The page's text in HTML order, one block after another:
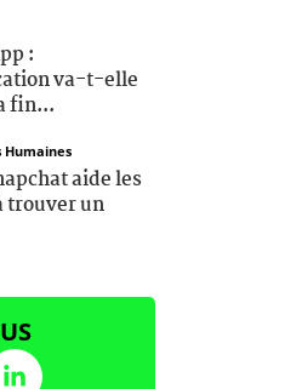
:
va-t-elle
fin...
Humaines
aide les
trouver un